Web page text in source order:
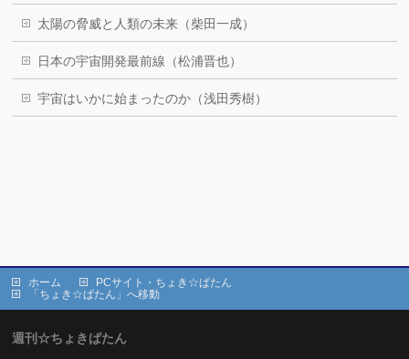
太陽の脅威と人類の未来（柴田一成）
日本の宇宙開発最前線（松浦晋也）
宇宙はいかに始まったのか（浅田秀樹）
ホーム
PCサイト・ちょき☆ぱたん
「ちょき☆ぱたん」へ移動
週刊☆ちょきぱたん